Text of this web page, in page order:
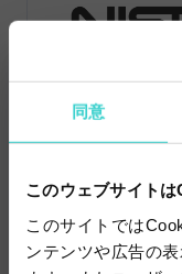
同意
このウェブサイト
このサイトでは
ンテンツや広告の
デ
お名前